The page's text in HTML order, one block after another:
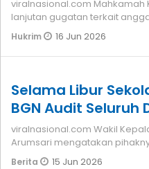
viralnasional.com Mahkamah Konstitusi (MK) menggelar sidang
lanjutan gugatan terkait
makan bergizi grat
Hukrim 16 Jun 2026
Selama Libur
BGN Audit Seluruh
viralnasional.com Wakil
Arumsari mengatakan
sekolah untuk
Berita 15 Jun 2026